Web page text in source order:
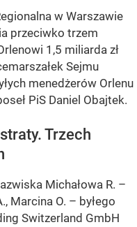
w Warszawie
przeciwko trzem
1,5 miliarda zł
Sejmu
menedżerów Orlenu
PiS Daniel Obajtek.
Trzech
Michałowa R. –
Marcina O. – byłego
Switzerland GmbH